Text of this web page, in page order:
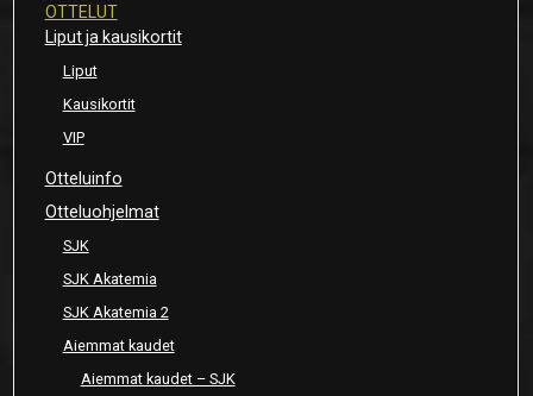
OTTELUT
Liput ja kausikortit
Liput
Kausikortit
VIP
Otteluinfo
Otteluohjelmat
SJK
SJK Akatemia
SJK Akatemia 2
Aiemmat kaudet
Aiemmat kaudet – SJK